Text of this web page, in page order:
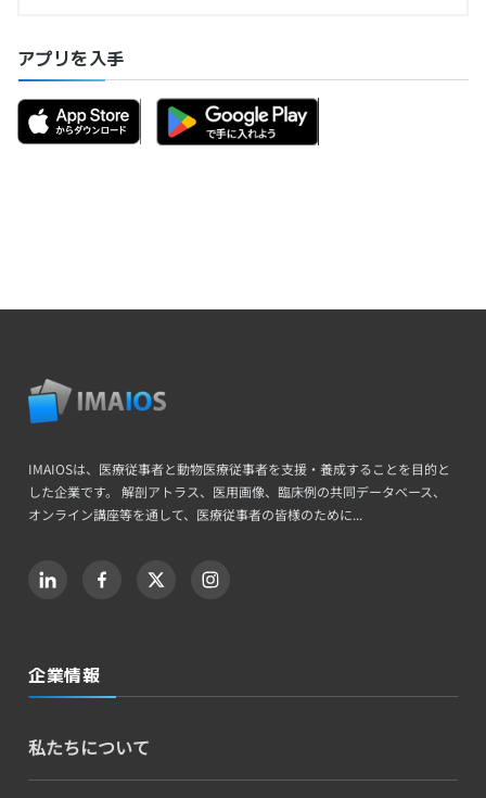
アプリを入手
IMAIOSは、医療従事者と動物医療従事者を支援・養成することを目的と
した企業です。 解剖アトラス、医用画像、臨床例の共同データベース、
オンライン講座等を通して、医療従事者の皆様のために...
企業情報
私たちについて